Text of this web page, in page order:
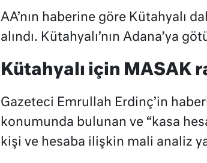
AA’nın haberine göre Kütahyalı
alındı. Kütahyalı’nın Adana’ya
Kütahyalı için MASAK
Gazeteci Emrullah Erdinç’in
konumunda bulunan ve “kasa
kişi ve hesaba ilişkin mali analiz